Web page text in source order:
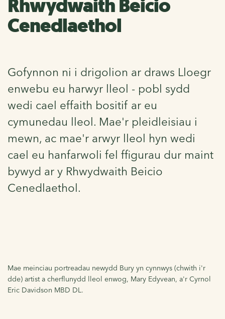
Rhwydwaith Beicio
Cenedlaethol
Gofynnon ni i drigolion ar draws Lloegr
enwebu eu harwyr lleol - pobl sydd
wedi cael effaith bositif ar eu
cymunedau lleol. Mae'r pleidleisiau i
mewn, ac mae'r arwyr lleol hyn wedi
cael eu hanfarwoli fel ffigurau dur maint
bywyd ar y Rhwydwaith Beicio
Cenedlaethol.
Mae meinciau portreadau newydd Bury yn cynnwys (chwith i'r
dde) artist a cherflunydd lleol enwog, Mary Edyvean, a'r Cyrnol
Eric Davidson MBD DL.